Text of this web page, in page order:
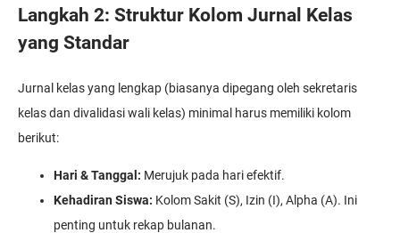
Langkah 2: Struktur Kolom Jurnal Kelas
yang Standar
Jurnal kelas yang lengkap (biasanya dipegang oleh sekretaris
kelas dan divalidasi wali kelas) minimal harus memiliki kolom
berikut:
Hari & Tanggal: Merujuk pada hari efektif.
Kehadiran Siswa: Kolom Sakit (S), Izin (I), Alpha (A). Ini
penting untuk rekap bulanan.